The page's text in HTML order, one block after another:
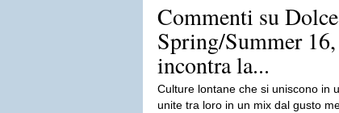
Commenti su
Spring/Summer
incontra la...
Culture lontane che si uniscono in
unite tra loro in un mix dal gusto